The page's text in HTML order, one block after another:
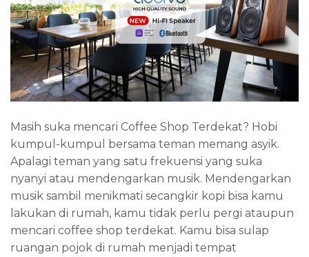
Masih suka mencari Coffee Shop Terdekat? Hobi
kumpul-kumpul bersama teman memang asyik.
Apalagi teman yang satu frekuensi yang suka
nyanyi atau mendengarkan musik. Mendengarkan
musik sambil menikmati secangkir kopi bisa kamu
lakukan di rumah, kamu tidak perlu pergi ataupun
mencari coffee shop terdekat. Kamu bisa sulap
ruangan pojok di rumah menjadi tempat